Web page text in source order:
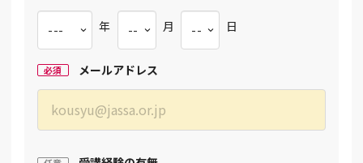
年 月 日
必須 メールアドレス